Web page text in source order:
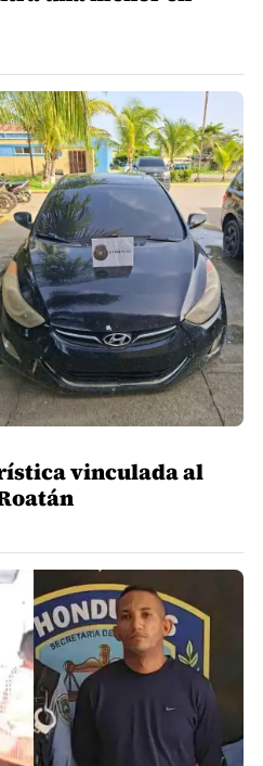
vinculada al